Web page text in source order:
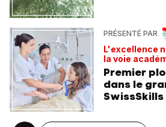
PRÉSENTÉ PAR
L'excellence
la voie
Premier
dans le
SwissSkills